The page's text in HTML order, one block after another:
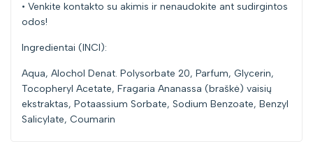
• Venkite kontakto su akimis ir nenaudokite ant sudirgintos
odos!
Ingredientai (INCI):
Aqua, Alochol Denat. Polysorbate 20, Parfum, Glycerin,
Tocopheryl Acetate, Fragaria Ananassa (braškė) vaisių
ekstraktas, Potaassium Sorbate, Sodium Benzoate, Benzyl
Salicylate, Coumarin